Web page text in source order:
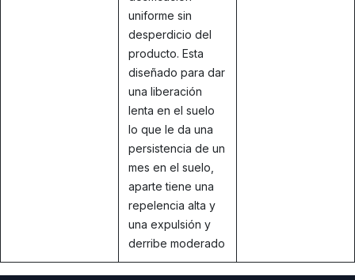
uniforme sin
desperdicio del
producto. Esta
diseñado para dar
una liberación
lenta en el suelo
lo que le da una
persistencia de un
mes en el suelo,
aparte tiene una
repelencia alta y
una expulsión y
derribe moderado